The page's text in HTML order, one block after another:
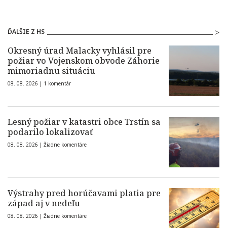
ĎALŠIE Z HS
Okresný úrad Malacky vyhlásil pre
požiar vo Vojenskom obvode Záhorie
mimoriadnu situáciu
08. 08. 2026 | 1 komentár
Lesný požiar v katastri obce Trstín sa
podarilo lokalizovať
08. 08. 2026 | Žiadne komentáre
Výstrahy pred horúčavami platia pre
západ aj v nedeľu
08. 08. 2026 | Žiadne komentáre